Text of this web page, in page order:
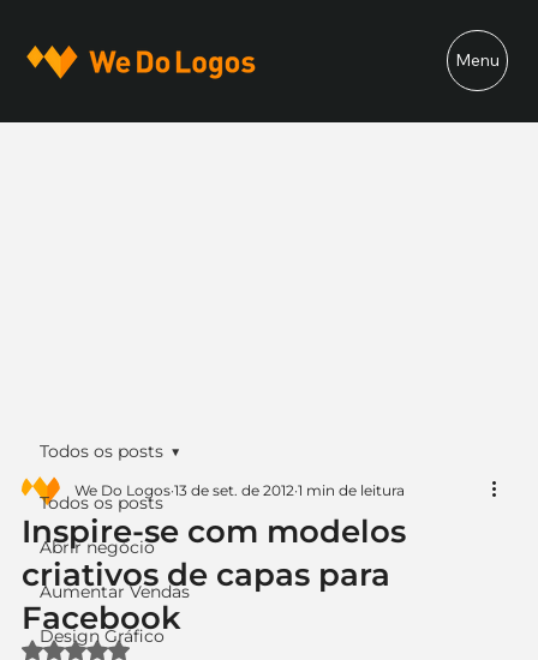
Menu
Todos os posts
Abrir negócio
Aumentar Vendas
Design Gráfico
Todos os posts
Inspire-se com modelos
criativos de capas para
Facebook
We Do Logos 13 de set. de 2012 1 min de leitura
Avaliado com NaN de 5 estrelas.